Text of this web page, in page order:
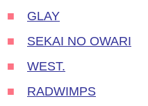
■
GLAY
■
SEKAI NO OWARI
■
WEST.
■
RADWIMPS